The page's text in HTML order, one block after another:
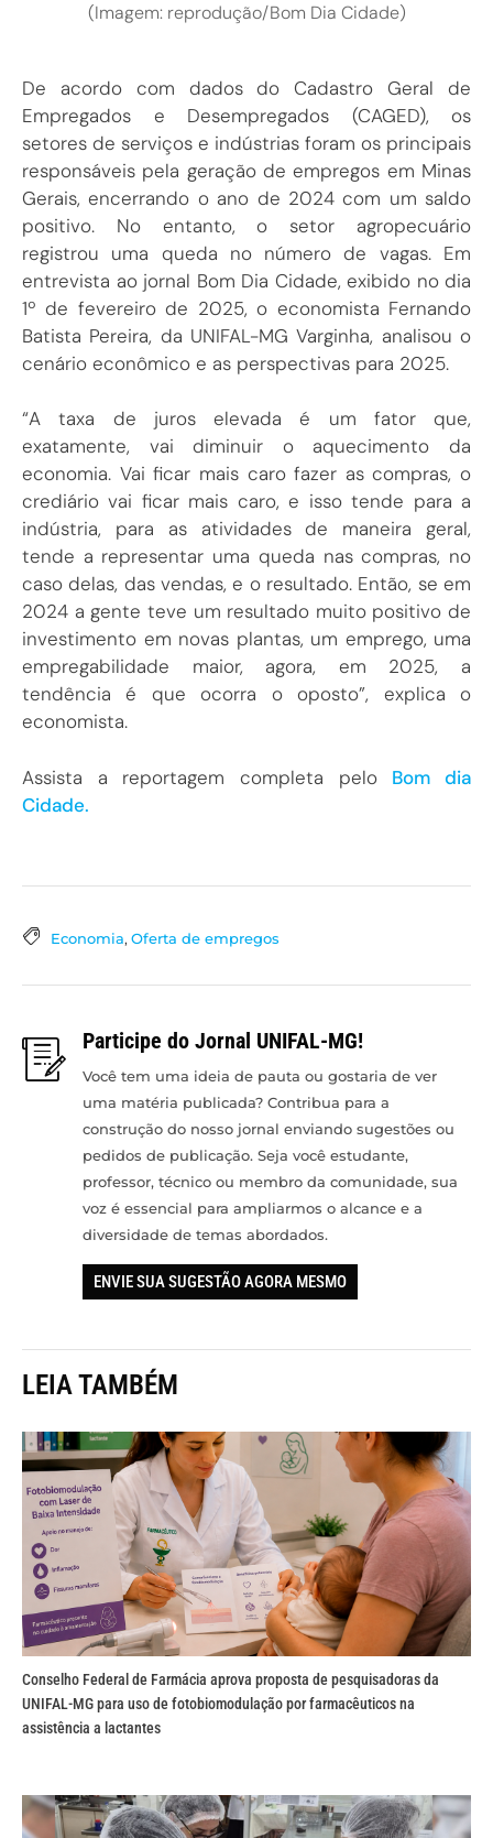
(Imagem: reprodução/Bom Dia Cidade)
De acordo com dados do Cadastro Geral de
Empregados e Desempregados (CAGED), os
setores de serviços e indústrias foram os principais
responsáveis pela geração de empregos em Minas
Gerais, encerrando o ano de 2024 com um saldo
positivo. No entanto, o setor agropecuário
registrou uma queda no número de vagas. Em
entrevista ao jornal Bom Dia Cidade, exibido no dia
1º de fevereiro de 2025, o economista Fernando
Batista Pereira, da UNIFAL-MG Varginha, analisou o
cenário econômico e as perspectivas para 2025.
“A taxa de juros elevada é um fator que,
exatamente, vai diminuir o aquecimento da
economia. Vai ficar mais caro fazer as compras, o
crediário vai ficar mais caro, e isso tende para a
indústria, para as atividades de maneira geral,
tende a representar uma queda nas compras, no
caso delas, das vendas, e o resultado. Então, se em
2024 a gente teve um resultado muito positivo de
investimento em novas plantas, um emprego, uma
empregabilidade maior, agora, em 2025, a
tendência é que ocorra o oposto”, explica o
economista.
Assista a reportagem completa pelo Bom dia
Cidade.
Economia, Oferta de empregos
Participe do Jornal UNIFAL-MG!
Você tem uma ideia de pauta ou gostaria de ver
uma matéria publicada? Contribua para a
construção do nosso jornal enviando sugestões ou
pedidos de publicação. Seja você estudante,
professor, técnico ou membro da comunidade, sua
voz é essencial para ampliarmos o alcance e a
diversidade de temas abordados.
ENVIE SUA SUGESTÃO AGORA MESMO
LEIA TAMBÉM
Conselho Federal de Farmácia aprova proposta de pesquisadoras da
UNIFAL-MG para uso de fotobiomodulação por farmacêuticos na
assistência a lactantes